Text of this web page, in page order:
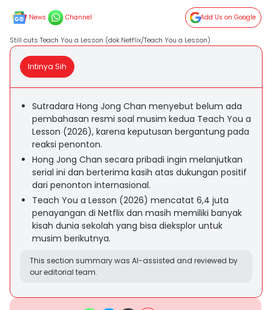
News Channel Add Us on Google
Still cuts Teach You a Lesson (dok.Netflix/Teach You a Lesson)
Intinya Sih
Sutradara Hong Jong Chan menyebut belum ada
pembahasan resmi soal musim kedua Teach You a
Lesson (2026), karena keputusan bergantung pada
reaksi penonton.
Hong Jong Chan secara pribadi ingin melanjutkan
serial ini dan berterima kasih atas dukungan positif
dari penonton internasional.
Teach You a Lesson (2026) mencatat 6,4 juta
penayangan di Netflix dan masih memiliki banyak
kisah dunia sekolah yang bisa dieksplor untuk
musim berikutnya.
This section summary was AI-assisted and reviewed by
our editorial team.